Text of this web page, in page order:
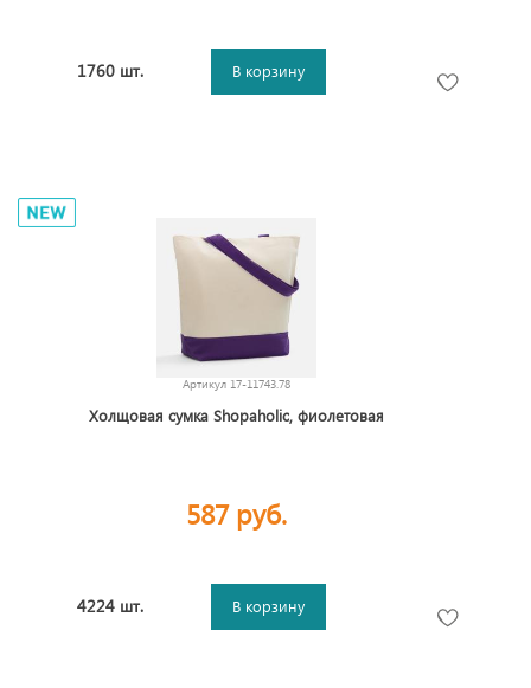
1760 шт. В корзину
Артикул 17-11743.78
Холщовая сумка Shopaholic, фиолетовая
587 руб.
4224 шт. В корзину